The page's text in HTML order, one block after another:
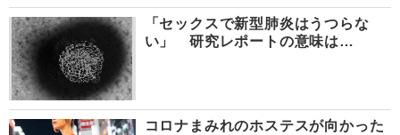
「セックスで新型肺炎はうつらな
い」 研究レポートの意味は…
コロナまみれのホステスが向かった